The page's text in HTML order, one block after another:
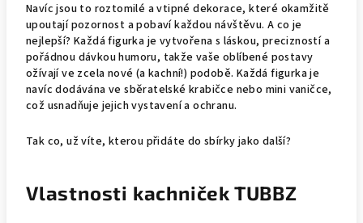
Navíc jsou to roztomilé a vtipné dekorace, které okamžitě
upoutají pozornost a pobaví každou návštěvu. A co je
nejlepší? Každá figurka je vytvořena s láskou, precizností a
pořádnou dávkou humoru, takže vaše oblíbené postavy
ožívají ve zcela nové (a kachní!) podobě. Každá figurka je
navíc dodávána ve sběratelské krabičce nebo mini vaničce,
což usnadňuje jejich vystavení a ochranu.
Tak co, už víte, kterou přidáte do sbírky jako další?
Vlastnosti kachniček TUBBZ